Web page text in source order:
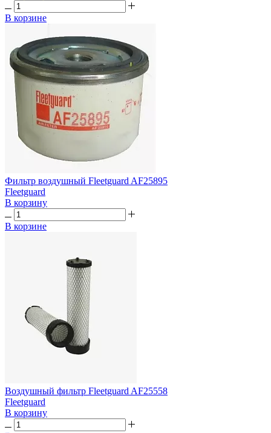
В корзине
Фильтр воздушный Fleetguard AF25895
Fleetguard
В корзину
В корзине
Воздушный фильтр Fleetguard AF25558
Fleetguard
В корзину